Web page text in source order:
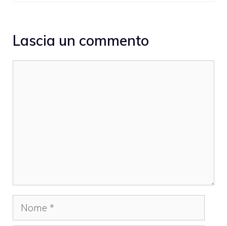
Lascia un commento
Nome